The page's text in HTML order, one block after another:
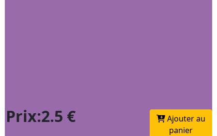
Prix:2.5 €
Ajouter au
panier